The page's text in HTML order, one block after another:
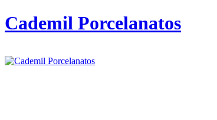
Cademil Porcelanatos